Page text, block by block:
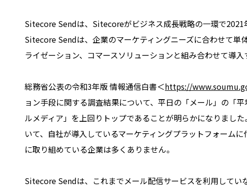
Sitecore Sendは、Sitecoreがビジネス成長戦略の一環で2021
Sitecore Sendは、企業のマーケティングニーズに合わせて
ライゼーション、コマースソリューションと組み合わせて導入
総務省公表の令和3年版 情報通信白書＜https://
ョン手段に関する調査結果について、平日の「メール」の「
ルメディア」を上回りトップであることが明らかになりまし
いて、自社が導入しているマーケティングプラットフォーム
に取り組めている企業は多くありません。
Sitecore Sendは、これまでメール配信サービスを利用して